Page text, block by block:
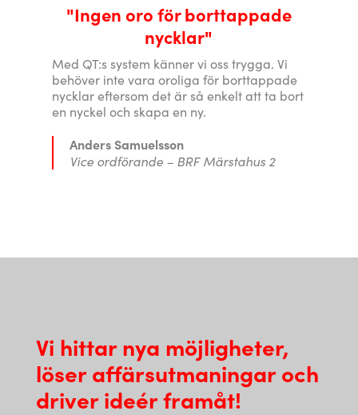
"Ingen oro för borttappade
nycklar"
Med QT:s system känner vi oss trygga. Vi
behöver inte vara oroliga för borttappade
nycklar eftersom det är så enkelt att ta bort
en nyckel och skapa en ny.
Anders Samuelsson
Vice ordförande – BRF Märstahus 2
Vi hittar nya möjligheter,
löser affärsutmaningar och
driver ideér framåt!